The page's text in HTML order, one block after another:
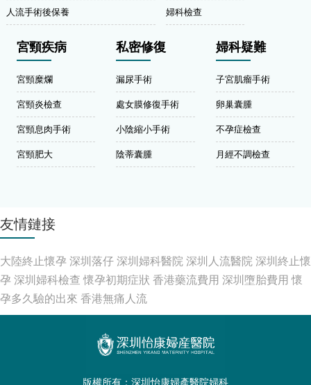
人流手術後保養
婦科檢查
宮頸疾病
宮頸糜爛
宮頸炎檢查
宮頸息肉手術
宮頸肥大
私密修復
漏尿手術
處女膜修復手術
小陰縮小手術
陰蒂囊腫
婦科疑難
子宮肌瘤手術
卵巢囊腫
不孕症檢查
月經不調檢查
友情鏈接
大陸終止懷孕 深圳落仔深圳婦科醫院深圳人流醫院深圳終止懷
孕 深圳婦科檢查 懷孕初期症狀 香港藥流費用 深圳墮胎費用 懷
孕多久驗的出來 香港無痛人流
版權所有：深圳怡康婦產醫院婦科